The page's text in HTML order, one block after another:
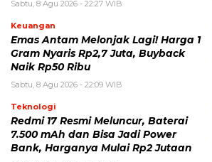
Redmi 17 Resmi Meluncur, Baterai
Bank, Harganya Mulai Rp2 Jutaan
Sabtu, 8 Agu 2026 - 21:59 WIB
Politik
Prabowo Ultimatum Gubernur
hingga Kades: Tak Bisa Bangun
Jembatan, Presiden Turun Tangan
Sabtu, 8 Agu 2026 - 21:52 WIB
Politik